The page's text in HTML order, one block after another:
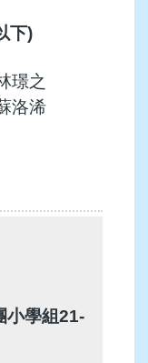
下)
璟之
洛浠
小學組21-